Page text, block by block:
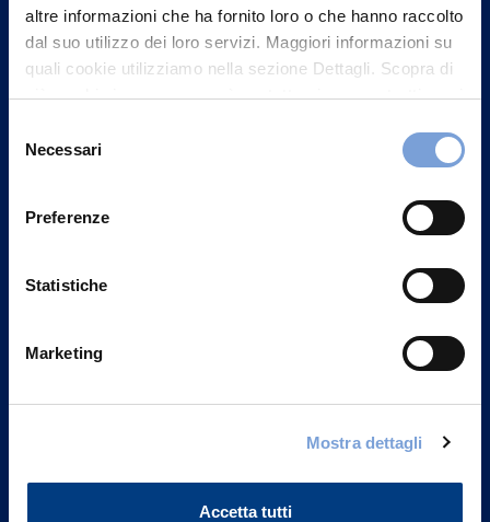
altre informazioni che ha fornito loro o che hanno raccolto
dal suo utilizzo dei loro servizi. Maggiori informazioni su
quali cookie utilizziamo nella sezione Dettagli. Scopra di
più su chi siamo, come può contattarci e come trattiamo i
può trovare nel footer del sito nella sezione "Informativa
delNecessari
Preferenze
Statistiche
Marketing
Mostra dettagli
Accetta tutti
Contattaci
Vittoria Assicurazioni S.p.A.